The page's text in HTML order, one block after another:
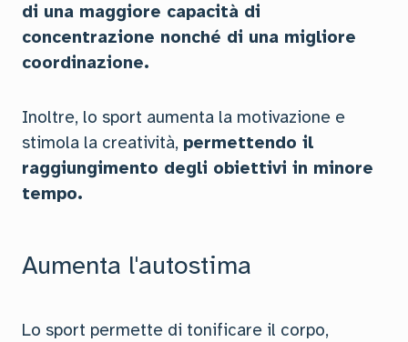
di una maggiore capacità di
concentrazione nonché di una migliore
coordinazione.
Inoltre, lo sport aumenta la motivazione e
stimola la creatività, permettendo il
raggiungimento degli obiettivi in minore
tempo.
Aumenta l'autostima
Lo sport permette di tonificare il corpo,